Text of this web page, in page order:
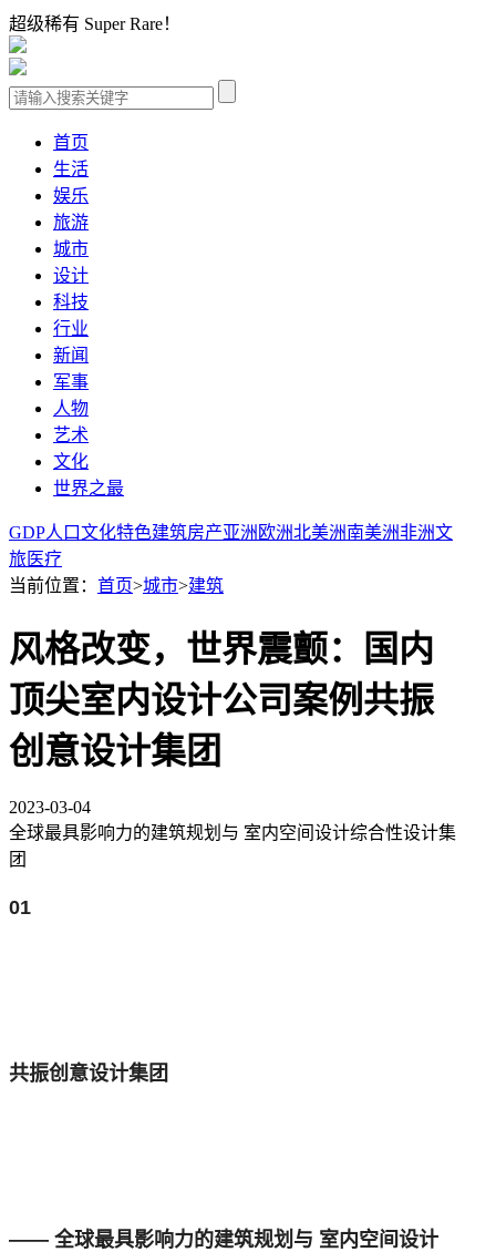
超级稀有 Super Rare！
首页
生活
娱乐
旅游
城市
设计
科技
行业
新闻
军事
人物
艺术
文化
世界之最
GDP人口文化特色建筑房产亚洲 欧洲北美洲南美洲非洲文
旅医疗
当前位置： 首页>城市>建筑
风格改变，世界震颤：国内
顶尖室内设计公司案例共振
创意设计集团
2023-03-04
全球最具影响力的建筑规划与 室内空间设计综合性设计集
团
01
共振创意设计集团
—— 全球最具影响力的建筑规划与 室内空间设计